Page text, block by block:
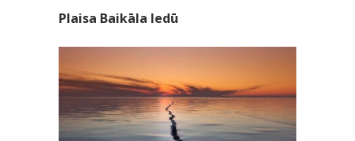
Plaisa Baikāla ledū